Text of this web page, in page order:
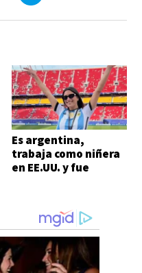
Es argentina,
trabaja como niñera
en EE.UU. y fue
partido del Mundial